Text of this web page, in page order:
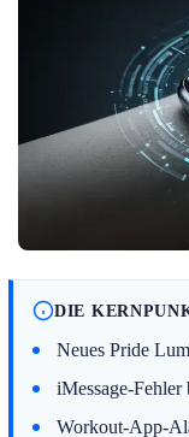
DIE
Neues Pride
iMessage-
Workout-App-